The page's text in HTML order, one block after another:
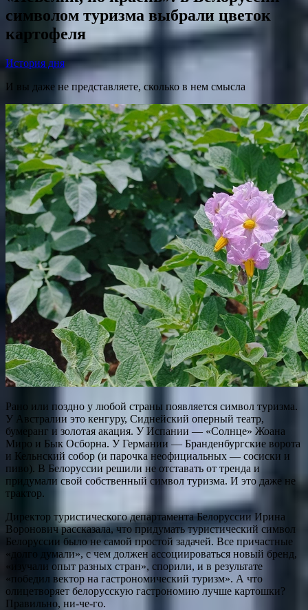
символом туризма выбрали цветок
картофеля
История дня
И вы даже не представляете, сколько в нем смысла
Рано или поздно у любой страны появляется символ туризма.
У Австралии это кенгуру, Сиднейский оперный театр,
бумеранг и золотая акация. У Испании — «Солнце» Жоана
Миро и Бык Осборна. У Германии — Бранденбургские ворота
и Кельнский собор (и парочка неофициальных — сосиски и
пиво). В Белоруссии решили не отставать от тренда и
придумали свой собственный символ туризма. И это даже не
трактор.
Директор туристического департамента Белоруссии Ирина
Воронович рассказала, что придумать туристический символ
Белоруссии было не самой простой задачей. Все причастные
«долго думали», с чем должен ассоциироваться новый бренд,
«изучали опыт разных стран», спорили, и в результате
«победил вектор на гастрономический туризм». А что
олицетворяет белорусскую гастрономию лучше картошки?
Правильно, ни-че-го.